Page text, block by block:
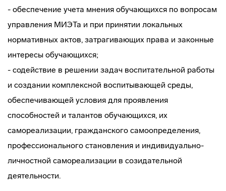
- обеспечение учета мнения обучающихся по вопросам
управления МИЭТа и при принятии локальных
нормативных актов, затрагивающих права и законные
интересы обучающихся;
- содействие в решении задач воспитательной работы
и создании комплексной воспитывающей среды,
обеспечивающей условия для проявления
способностей и талантов обучающихся, их
самореализации, гражданского самоопределения,
профессионального становления и индивидуально-
личностной самореализации в созидательной
деятельности.